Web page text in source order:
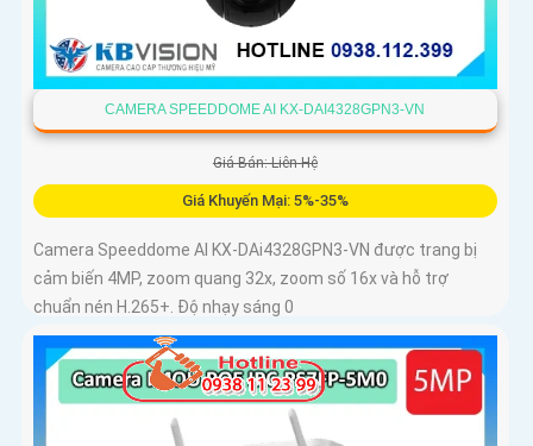
CAMERA SPEEDDOME AI KX-DAI4328GPN3-VN
Giá Bán: Liên Hệ
Giá Khuyến Mại: 5%-35%
Camera Speeddome AI KX-DAi4328GPN3-VN được trang bị
cảm biến 4MP, zoom quang 32x, zoom số 16x và hỗ trợ
chuẩn nén H.265+. Độ nhạy sáng 0